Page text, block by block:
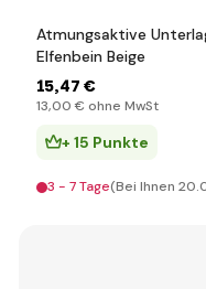
Atmungsaktive
Elfenbein Beige
15,47 €
13,00 € ohne MwSt
+ 15 Punkte
3 - 7 Tage(Bei Ihnen